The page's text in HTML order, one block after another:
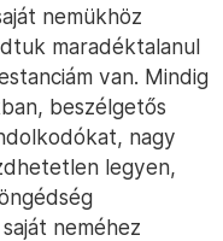
nemükhöz
maradéktalanul
van. Mindig
beszélgetős
nagy
legyen,
neméhez